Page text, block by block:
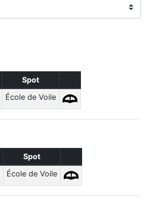
Spot
École de Voile
Spot
École de Voile